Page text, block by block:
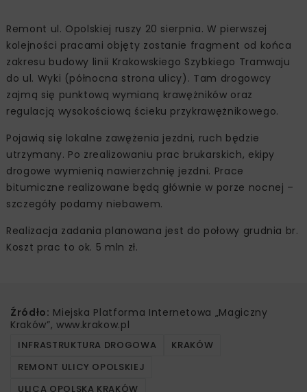
Remont ul. Opolskiej ruszy 20 sierpnia. W pierwszej
kolejności pracami objęty zostanie fragment od końca
zakresu budowy linii Krakowskiego Szybkiego Tramwaju
do ul. Wyki (północna strona ulicy). Tam drogowcy
zajmą się punktową wymianą krawężników oraz
regulacją wysokościową ścieku przykrawężnikowego.
Pojawią się lokalne zawężenia jezdni, ruch będzie
utrzymany. Po zrealizowaniu prac brukarskich, ekipy
drogowe wymienią nawierzchnię jezdni. Prace
bitumiczne realizowane będą głównie w porze nocnej –
szczegóły podamy niebawem.
Realizacja zadania planowana jest do połowy grudnia br.
Koszt prac to ok. 5 mln zł.
Źródło: Miejska Platforma Internetowa „Magiczny
Kraków”, www.krakow.pl
INFRASTRUKTURA DROGOWA
KRAKÓW
REMONT ULICY OPOLSKIEJ
ULICA OPOLSKA KRAKÓW